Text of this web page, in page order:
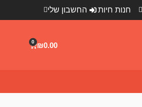
חנות חיות החשבון שלי
₪0.00
0